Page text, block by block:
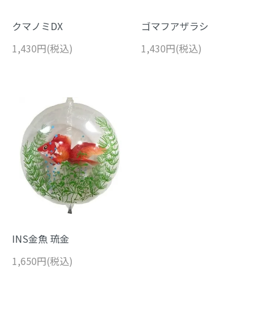
クマノミDX
1,430円(税込)
ゴマフアザラシ
1,430円(税込)
INS金魚 琉金
1,650円(税込)